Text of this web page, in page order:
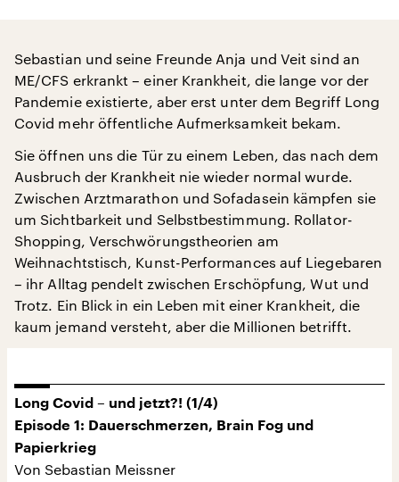
Sebastian und seine Freunde Anja und Veit sind an
ME/CFS erkrankt – einer Krankheit, die lange vor der
Pandemie existierte, aber erst unter dem Begriff Long
Covid mehr öffentliche Aufmerksamkeit bekam.
Sie öffnen uns die Tür zu einem Leben, das nach dem
Ausbruch der Krankheit nie wieder normal wurde.
Zwischen Arztmarathon und Sofadasein kämpfen sie
um Sichtbarkeit und Selbstbestimmung. Rollator-
Shopping, Verschwörungstheorien am
Weihnachtstisch, Kunst-Performances auf Liegebaren
– ihr Alltag pendelt zwischen Erschöpfung, Wut und
Trotz. Ein Blick in ein Leben mit einer Krankheit, die
kaum jemand versteht, aber die Millionen betrifft.
Long Covid – und jetzt?! (1/4)
Episode 1: Dauerschmerzen, Brain Fog und
Papierkrieg
Von Sebastian Meissner